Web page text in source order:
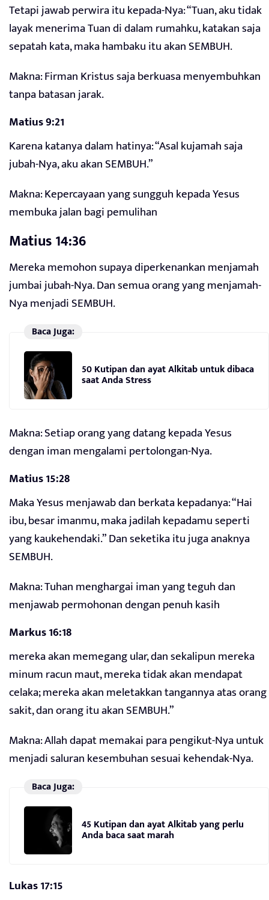
Tetapi jawab perwira itu kepada-Nya: “Tuan, aku tidak
layak menerima Tuan di dalam rumahku, katakan saja
sepatah kata, maka hambaku itu akan SEMBUH.
Makna: Firman Kristus saja berkuasa menyembuhkan
tanpa batasan jarak.
Matius 9:21
Karena katanya dalam hatinya: “Asal kujamah saja
jubah-Nya, aku akan SEMBUH.”
Makna: Kepercayaan yang sungguh kepada Yesus
membuka jalan bagi pemulihan
Matius 14:36
Mereka memohon supaya diperkenankan menjamah
jumbai jubah-Nya. Dan semua orang yang menjamah-
Nya menjadi SEMBUH.
Baca Juga:
50 Kutipan dan ayat Alkitab untuk dibaca
saat Anda Stress
Makna: Setiap orang yang datang kepada Yesus
dengan iman mengalami pertolongan-Nya.
Matius 15:28
Maka Yesus menjawab dan berkata kepadanya: “Hai
ibu, besar imanmu, maka jadilah kepadamu seperti
yang kaukehendaki.” Dan seketika itu juga anaknya
SEMBUH.
Makna: Tuhan menghargai iman yang teguh dan
menjawab permohonan dengan penuh kasih
Markus 16:18
mereka akan memegang ular, dan sekalipun mereka
minum racun maut, mereka tidak akan mendapat
celaka; mereka akan meletakkan tangannya atas orang
sakit, dan orang itu akan SEMBUH.”
Makna: Allah dapat memakai para pengikut-Nya untuk
menjadi saluran kesembuhan sesuai kehendak-Nya.
Baca Juga:
45 Kutipan dan ayat Alkitab yang perlu
Anda baca saat marah
Lukas 17:15